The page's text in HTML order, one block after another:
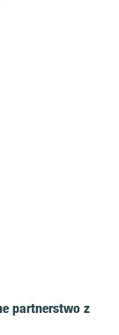
partnerstwo z